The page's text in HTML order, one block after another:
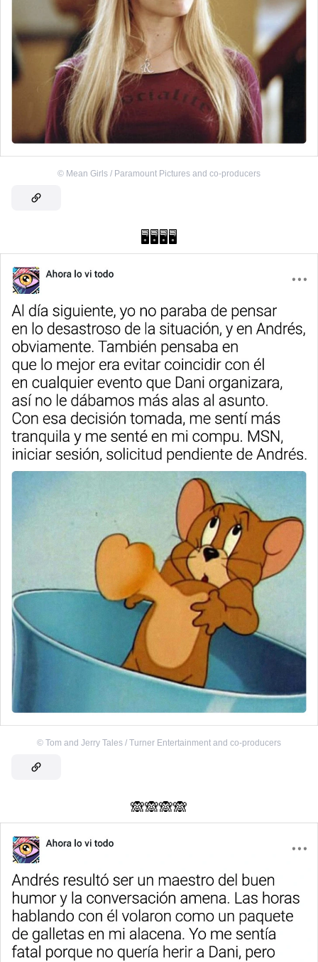
© Mean Girls / Paramount Pictures and co-producers
🖥️🖥️🖥️🖥️
© Tom and Jerry Tales / Turner Entertainment and co-producers
🙈🙈🙈🙈